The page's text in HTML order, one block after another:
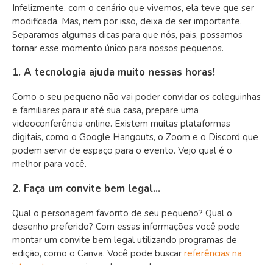
Infelizmente, com o cenário que vivemos, ela teve que ser
modificada. Mas, nem por isso, deixa de ser importante.
Separamos algumas dicas para que nós, pais, possamos
tornar esse momento único para nossos pequenos.
1. A tecnologia ajuda muito nessas horas!
Como o seu pequeno não vai poder convidar os coleguinhas
e familiares para ir até sua casa, prepare uma
videoconferência online. Existem muitas plataformas
digitais, como o Google Hangouts, o Zoom e o Discord que
podem servir de espaço para o evento. Vejo qual é o
melhor para você.
2. Faça um convite bem legal…
Qual o personagem favorito de seu pequeno? Qual o
desenho preferido? Com essas informações você pode
montar um convite bem legal utilizando programas de
edição, como o Canva. Você pode buscar referências na